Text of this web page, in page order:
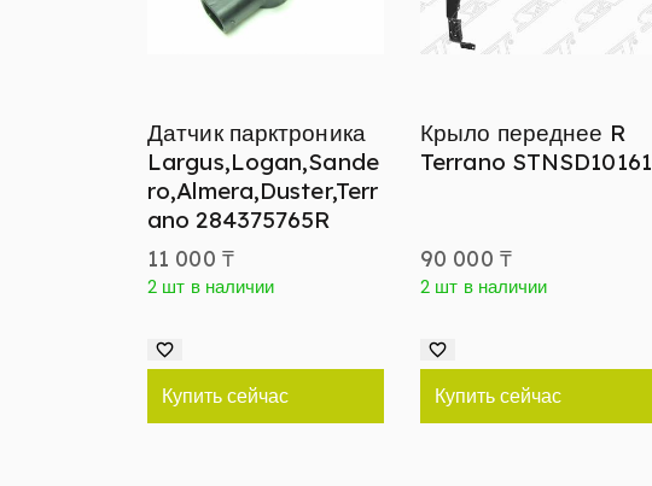
Датчик парктроника
Largus,Logan,Sande
ro,Almera,Duster,Terr
ano 284375765R
11 000 ₸
2 шт в наличии
Купить сейчас
Крыло переднее R
Terrano STNSD10161
90 000 ₸
2 шт в наличии
Купить сейчас